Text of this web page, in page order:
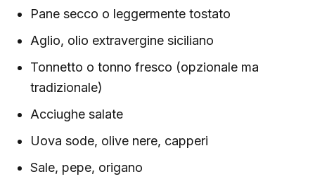
Pane secco o leggermente tostato
Aglio, olio extravergine siciliano
Tonnetto o tonno fresco (opzionale ma
tradizionale)
Acciughe salate
Uova sode, olive nere, capperi
Sale, pepe, origano